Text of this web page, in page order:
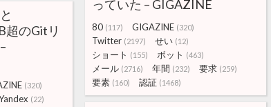
っていた – GIGAZINE
80 (117) GIGAZINE (320)
Twitter (2197) せい (12)
ショート (155) ボット (463)
メール (2716) 年間 (232) 要求 (259)
要素 (160) 認証 (1468)
超のGitリ
(320)
(22)